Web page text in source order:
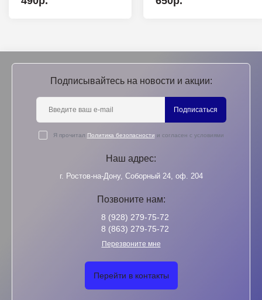
Подписывайтесь на новости и акции:
Подписаться
Я прочитал Политика безопасности и согласен с условиями
Наш адрес:
г. Ростов-на-Дону, Соборный 24, оф. 204
Позвоните нам:
8 (928) 279-75-72
8 (863) 279-75-72
Перезвоните мне
Перейти в контакты